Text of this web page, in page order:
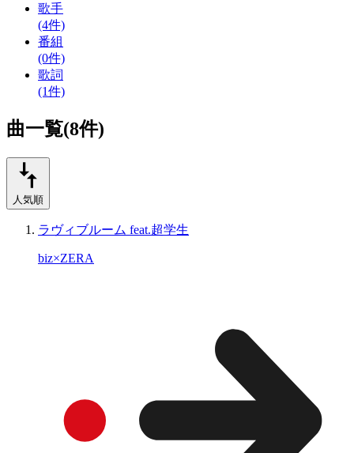
歌手
(4件)
番組
(0件)
歌詞
(1件)
曲一覧(8件)
人気順
ラヴィブルーム feat.超学生
biz×ZERA